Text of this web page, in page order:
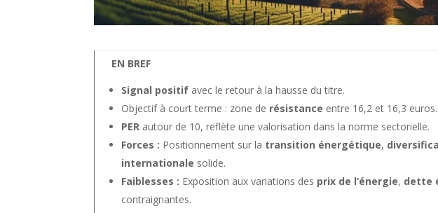
EN BREF
Signal positif avec le retour à la hausse du titre.
Objectif à court terme : zone de résistance entre 16,2 et 16,3 euros.
PER autour de 10, reflète une valorisation dans la norme sectorielle.
Forces : Positionnement sur la transition énergétique,
internationale solide.
Faiblesses : Exposition aux variations des prix de l’énergie, dette
contraignantes.